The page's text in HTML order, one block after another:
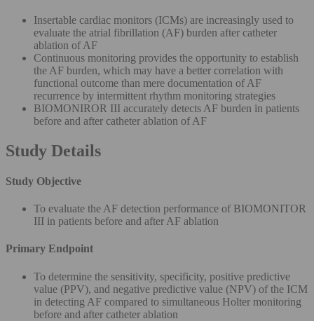
Insertable cardiac monitors (ICMs) are increasingly used to
evaluate the atrial fibrillation (AF) burden after catheter
ablation of AF
Continuous monitoring provides the opportunity to establish
the AF burden, which may have a better correlation with
functional outcome than mere documentation of AF
recurrence by intermittent rhythm monitoring strategies
BIOMONIROR III accurately detects AF burden in patients
before and after catheter ablation of AF
Study Details
Study Objective
To evaluate the AF detection performance of BIOMONITOR
III in patients before and after AF ablation
Primary Endpoint
To determine the sensitivity, specificity, positive predictive
value (PPV), and negative predictive value (NPV) of the ICM
in detecting AF compared to simultaneous Holter monitoring
before and after catheter ablation